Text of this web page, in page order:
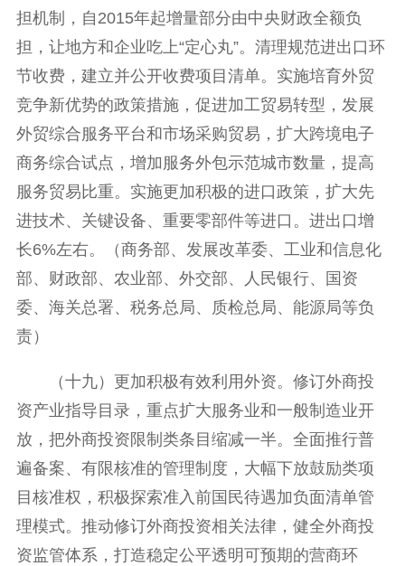
担机制，自2015年起增量部分由中央财政全额负
担，让地方和企业吃上“定心丸”。清理规范进出口环
节收费，建立并公开收费项目清单。实施培育外贸
竞争新优势的政策措施，促进加工贸易转型，发展
外贸综合服务平台和市场采购贸易，扩大跨境电子
商务综合试点，增加服务外包示范城市数量，提高
服务贸易比重。实施更加积极的进口政策，扩大先
进技术、关键设备、重要零部件等进口。进出口增
长6%左右。（商务部、发展改革委、工业和信息化
部、财政部、农业部、外交部、人民银行、国资
委、海关总署、税务总局、质检总局、能源局等负
责）
（十九）更加积极有效利用外资。修订外商投
资产业指导目录，重点扩大服务业和一般制造业开
放，把外商投资限制类条目缩减一半。全面推行普
遍备案、有限核准的管理制度，大幅下放鼓励类项
目核准权，积极探索准入前国民待遇加负面清单管
理模式。推动修订外商投资相关法律，健全外商投
资监管体系，打造稳定公平透明可预期的营商环